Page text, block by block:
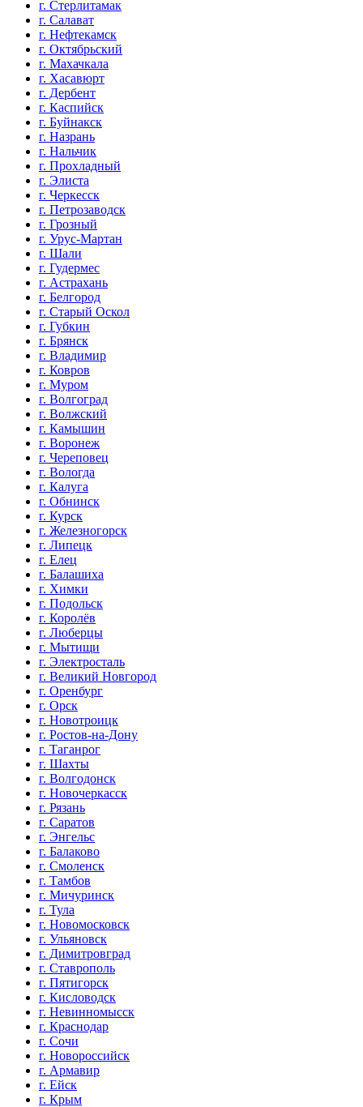
г. Стерлитамак
г. Салават
г. Нефтекамск
г. Октябрьский
г. Махачкала
г. Хасавюрт
г. Дербент
г. Каспийск
г. Буйнакск
г. Назрань
г. Нальчик
г. Прохладный
г. Элиста
г. Черкесск
г. Петрозаводск
г. Грозный
г. Урус-Мартан
г. Шали
г. Гудермес
г. Астрахань
г. Белгород
г. Старый Оскол
г. Губкин
г. Брянск
г. Владимир
г. Ковров
г. Муром
г. Волгоград
г. Волжский
г. Камышин
г. Воронеж
г. Череповец
г. Вологда
г. Калуга
г. Обнинск
г. Курск
г. Железногорск
г. Липецк
г. Елец
г. Балашиха
г. Химки
г. Подольск
г. Королёв
г. Люберцы
г. Мытищи
г. Электросталь
г. Великий Новгород
г. Оренбург
г. Орск
г. Новотроицк
г. Ростов-на-Дону
г. Таганрог
г. Шахты
г. Волгодонск
г. Новочеркасск
г. Рязань
г. Саратов
г. Энгельс
г. Балаково
г. Смоленск
г. Тамбов
г. Мичуринск
г. Тула
г. Новомосковск
г. Ульяновск
г. Димитровград
г. Ставрополь
г. Пятигорск
г. Кисловодск
г. Невинномысск
г. Краснодар
г. Сочи
г. Новороссийск
г. Армавир
г. Ейск
г. Крым